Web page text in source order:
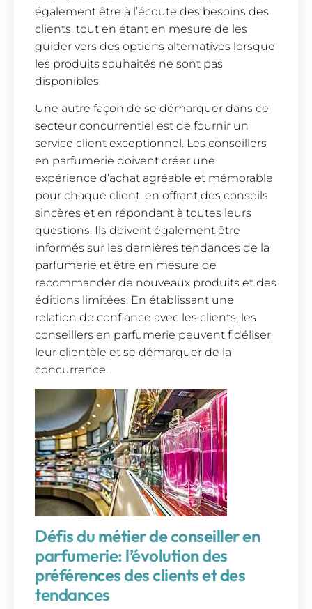
également être à l’écoute des besoins des
clients, tout en étant en mesure de les
guider vers des options alternatives lorsque
les produits souhaités ne sont pas
disponibles.
Une autre façon de se démarquer dans ce
secteur concurrentiel est de fournir un
service client exceptionnel. Les conseillers
en parfumerie doivent créer une
expérience d’achat agréable et mémorable
pour chaque client, en offrant des conseils
sincères et en répondant à toutes leurs
questions. Ils doivent également être
informés sur les dernières tendances de la
parfumerie et être en mesure de
recommander de nouveaux produits et des
éditions limitées. En établissant une
relation de confiance avec les clients, les
conseillers en parfumerie peuvent fidéliser
leur clientèle et se démarquer de la
concurrence.
Défis du métier de conseiller en
parfumerie: l’évolution des
préférences des clients et des
tendances